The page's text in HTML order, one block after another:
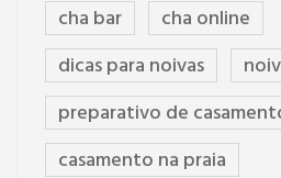
cha bar
cha online
dicas para noivas
preparativo de
casamento na praia